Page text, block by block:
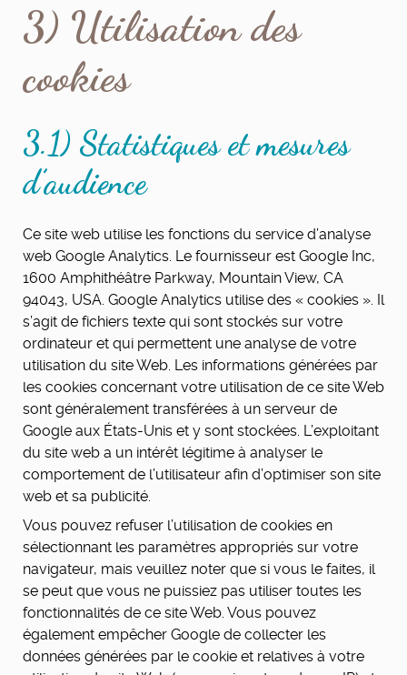
3) Utilisation des
cookies
3.1) Statistiques et mesures
d’audience
Ce site web utilise les fonctions du service d’analyse
web Google Analytics. Le fournisseur est Google Inc,
1600 Amphithéâtre Parkway, Mountain View, CA
94043, USA. Google Analytics utilise des « cookies ». Il
s’agit de fichiers texte qui sont stockés sur votre
ordinateur et qui permettent une analyse de votre
utilisation du site Web. Les informations générées par
les cookies concernant votre utilisation de ce site Web
sont généralement transférées à un serveur de
Google aux États-Unis et y sont stockées. L’exploitant
du site web a un intérêt légitime à analyser le
comportement de l’utilisateur afin d’optimiser son site
web et sa publicité.
Vous pouvez refuser l’utilisation de cookies en
sélectionnant les paramètres appropriés sur votre
navigateur, mais veuillez noter que si vous le faites, il
se peut que vous ne puissiez pas utiliser toutes les
fonctionnalités de ce site Web. Vous pouvez
également empêcher Google de collecter les
données générées par le cookie et relatives à votre